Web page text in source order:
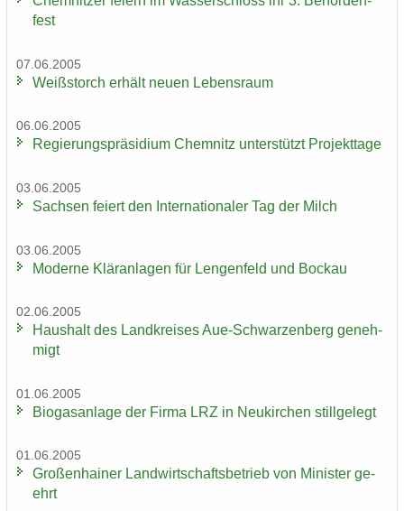
fest
07.06.2005
Weiß­storch er­hält neuen Le­bens­raum
06.06.2005
Re­gie­rungs­prä­si­di­um Chem­nitz un­ter­stützt Pro­jekt­ta­ge
03.06.2005
Sach­sen fei­ert den In­ter­na­tio­na­ler Tag der Milch
03.06.2005
Mo­der­ne Klär­an­la­gen für Len­gen­feld und Bo­ckau
02.06.2005
Haus­halt des Land­krei­ses Aue-​Schwarzenberg ge­neh­
migt
01.06.2005
Bio­gas­an­la­ge der Firma LRZ in Neu­kir­chen still­ge­legt
01.06.2005
Gro­ßen­hai­ner Land­wirt­schafts­be­trieb von Mi­nis­ter ge­
ehrt